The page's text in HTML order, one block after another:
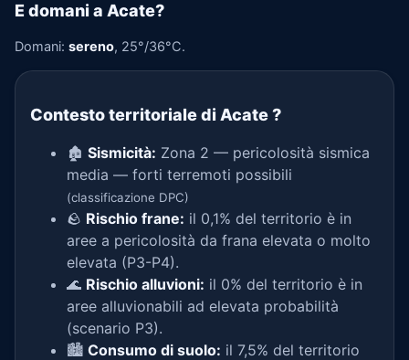
E domani a Acate?
Domani: sereno, 25°/36°C.
Contesto territoriale di Acate?
🏚️ Sismicità: Zona 2 — pericolosità sismica
media — forti terremoti possibili
(classificazione DPC)
🪨 Rischio frane: il 0,1% del territorio è in
aree a pericolosità da frana elevata o molto
elevata (P3-P4).
🌊 Rischio alluvioni: il 0% del territorio è in
aree alluvionabili ad elevata probabilità
(scenario P3).
🏙️ Consumo di suolo: il 7,5% del territorio